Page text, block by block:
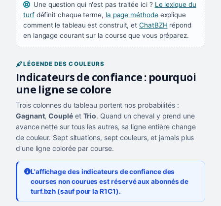
Une question qui n'est pas traitée ici ? Le lexique du
turfdéfinit chaque terme, la page méthodeexplique
comment le tableau est construit, etChatBZH répond
en langage courant sur la course que vous préparez.
LÉGENDE DES COULEURS
Indicateurs de confiance : pourquoi
une ligne se colore
Trois colonnes du tableau portent nos probabilités :
Gagnant,Coupléet Trio. Quand un cheval y prend une
avance nette sur tous les autres, sa ligne entière change
de couleur. Sept situations, sept couleurs, et jamais plus
d'une ligne colorée par course.
L'affichage des indicateurs de confiance des
courses non courues est réservé aux abonnés de
turf.bzh (sauf pour la R1C1).